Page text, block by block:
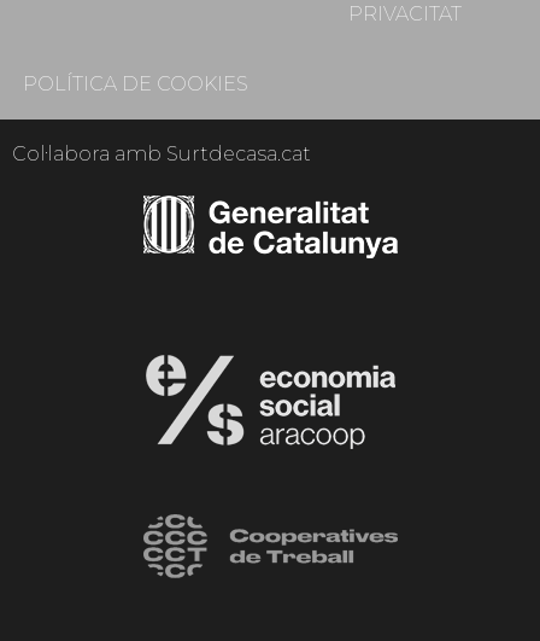
PRIVACITAT
POLÍTICA DE COOKIES
Col·labora amb Surtdecasa.cat